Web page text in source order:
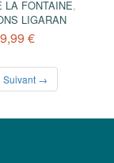
LA FONTAINE,
LIGARAN
9,99 €
Suivant →